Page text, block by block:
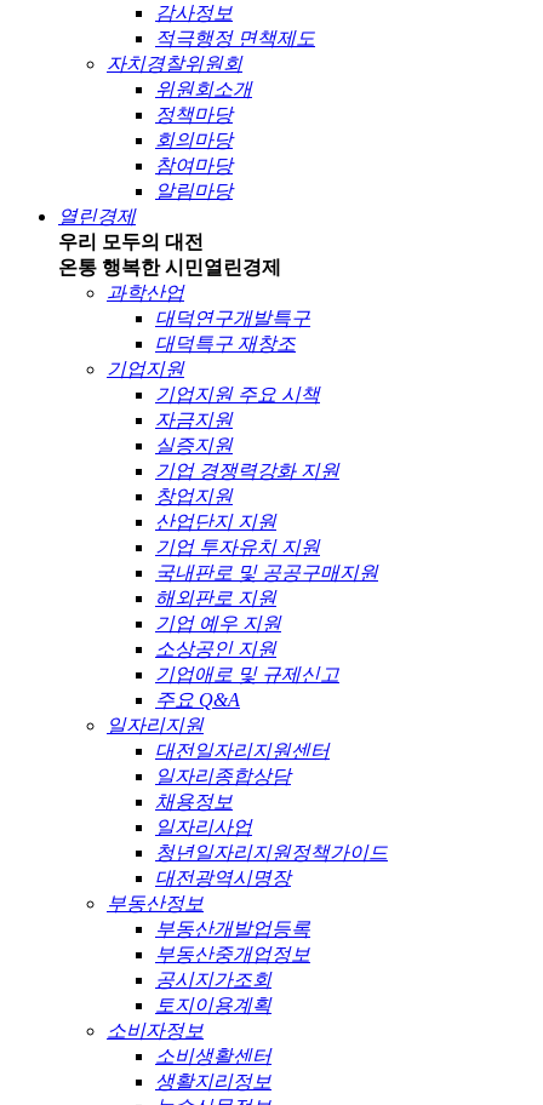
감사정보
적극행정 면책제도
자치경찰위원회
위원회소개
정책마당
회의마당
참여마당
알림마당
열린경제
우리 모두의 대전
온통 행복한 시민열린경제
과학산업
대덕연구개발특구
대덕특구 재창조
기업지원
기업지원 주요 시책
자금지원
실증지원
기업 경쟁력강화 지원
창업지원
산업단지 지원
기업 투자유치 지원
국내판로 및 공공구매지원
해외판로 지원
기업 예우 지원
소상공인 지원
기업애로 및 규제신고
주요 Q&A
일자리지원
대전일자리지원센터
일자리종합상담
채용정보
일자리사업
청년일자리지원정책가이드
대전광역시명장
부동산정보
부동산개발업등록
부동산중개업정보
공시지가조회
토지이용계획
소비자정보
소비생활센터
생활지리정보